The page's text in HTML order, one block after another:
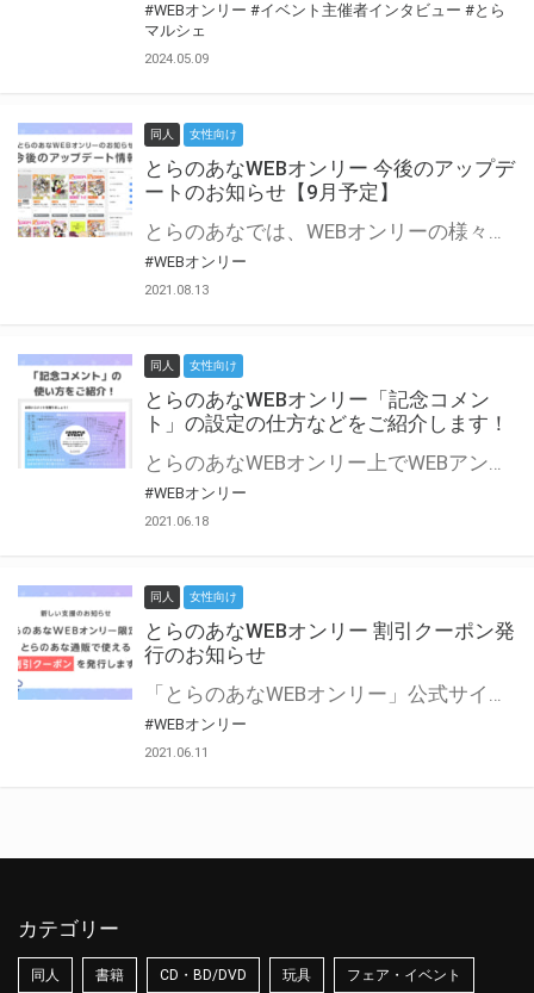
#WEBオンリー #イベント主催者インタビュー #とら
マルシェ
2024.05.09
同人 女性向け
とらのあなWEBオンリー 今後のアップデ
ートのお知らせ【9月予定】
とらのあなでは、WEBオンリーの様々な支援を実施しています。 今回は2021年9月に実装を予定しているアップデート情報についてご紹介いたします。 とらのあなWEBオンリーサイトはこちら
#WEBオンリー
2021.08.13
同人 女性向け
とらのあなWEBオンリー「記念コメン
ト」の設定の仕方などをご紹介します！
とらのあなWEBオンリー上でWEBアンソロジーが作成できる「記念コメント」について、その使い方や作成手順を解説します！ 支援タイプを「サークル参加型」「サークル参加型・マルシェ(イベント会場)機能付き」でお申し込みいただいている主催者様はぜひご活用ください♪ とらのあなWEBオンリーサイトはこちら
#WEBオンリー
2021.06.18
同人 女性向け
とらのあなWEBオンリー 割引クーポン発
行のお知らせ
「とらのあなWEBオンリー」公式サイトでとらのあな通販の「割引クーポン」を配布中！ イベントごとに開催当日限定で使える割引クーポンのシリアルコードを発行します。 とらのあなWEBオンリーのページをチェックして、イベント当日にお得にお買い物を楽しみましょう♪ ※本キャンペーンは予告なく終了する場合がございます。 とらのあなWEBオンリーサイトはこちら
#WEBオンリー
2021.06.11
カテゴリー
同人 書籍 CD・BD/DVD 玩具 フェア・イベント